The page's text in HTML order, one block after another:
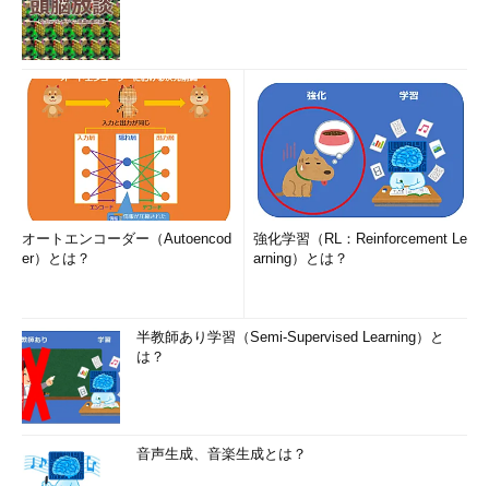
オートエンコーダー（Autoencod
er）とは？
強化学習（RL：Reinforcement Le
arning）とは？
半教師あり学習（Semi-Supervised Learning）と
は？
音声生成、音楽生成とは？